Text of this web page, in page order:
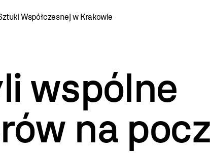
Współczesnej w Krakowie
wspólne
na